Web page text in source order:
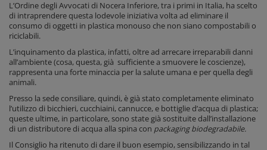
L’Ordine degli Avvocati di Nocera Inferiore, tra i primi in Italia, ha scelto
di intraprendere questa lodevole iniziativa volta ad eliminare il
consumo di oggetti in plastica monouso che non siano compostabili o
riciclabili.
L’inquinamento da plastica, infatti, oltre ad arrecare irreparabili danni
all’ambiente (cosa, questa, già sufficiente a smuovere le coscienze),
rappresenta una forte minaccia per la salute umana e per quella degli
animali.
Presso la sede consiliare, quindi, è già stato completamente eliminato
l’utilizzo di bicchieri, cucchiaini, cannucce, e bottiglie d’acqua di plastica;
queste ultime, in particolare, sono state già sostituite dall’installazione
di un distributore di acqua alla spina con packaging biodegradabile.
Il Consiglio ha ritenuto di dare il buon esempio, sensibilizzando in tal